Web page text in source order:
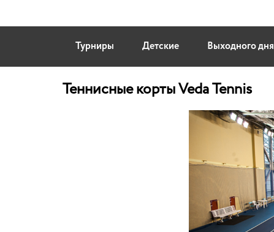
Турниры Детские Выходного дня
Теннисные корты Veda Tennis